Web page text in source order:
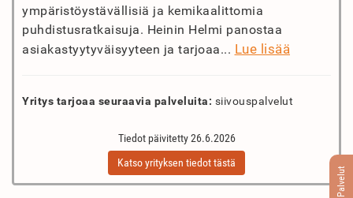
Palvelut
ympäristöystävällisiä ja kemikaalittomia
puhdistusratkaisuja. Heinin Helmi panostaa
asiakastyytyväisyyteen ja tarjoaa... Lue lisää
Yritys tarjoaa seuraavia palveluita: siivouspalvelut
Tiedot päivitetty 26.6.2026
Katso yrityksen tiedot tästä